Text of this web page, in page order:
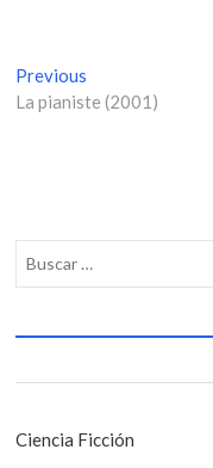
N
a
g
a
i
ó
n
Previous
r
p
s
:
La pianiste (2001)
Ciencia Ficción